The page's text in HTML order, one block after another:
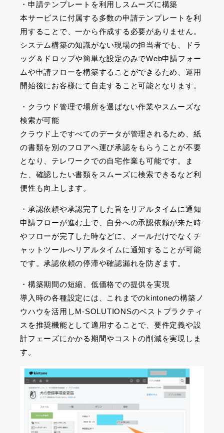
・申請テンプレートを利用しスムーズに構築
本サービスに付属する多数の申請テンプレートを利
用することで、一から作成する必要がありません。
システム構築の知識がない現場の担当者でも、ドラ
ッグ＆ドロップや簡単な設定のみでWeb申請フォー
ムや申請フローを構築することができるため、運用
開始後にお客様にて自走すること可能となります。
・クラウド管理で場所を選ばない作業やスムーズな
検索が可能
クラウド上ですべてのデータが管理されるため、紙
の書類を別のフロアへ運び承認をもらうことが不要
となり、テレワークでの自宅作業も可能です。ま
た、確認したい書類をスムーズに検索できるなど利
便性も向上します。
・承認依頼や承認完了した旨をリアルタイムに通知
申請フローが進む上で、自分への承認依頼が来た時
やフローが完了した時などに、メールだけでなくチ
ャットツールへリアルタイムに通知することが可能
です。承認依頼の停滞や確認漏れを防ぎます。
・構築期間の短縮、低価格での提供を実現
導入時の各種設定には、これまでのkintoneの構築ノ
ウハウを活用しM-SOLUTIONSのベストプラクティ
スを推奨機能として適用することで、要件定義や設
計フェーズにかかる期間やコストの削減を実現しま
す。